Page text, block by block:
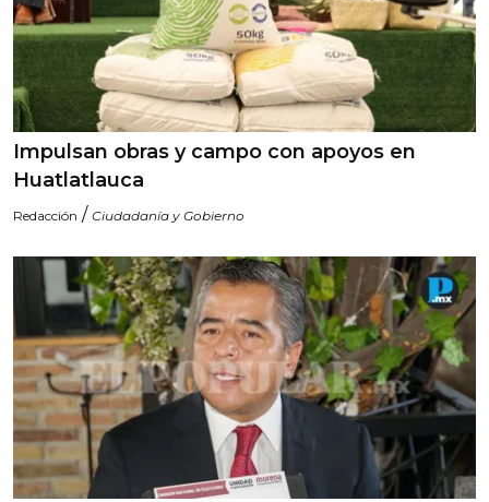
Impulsan obras y campo con apoyos en
Huatlatlauca
Redacción / Ciudadanía y Gobierno